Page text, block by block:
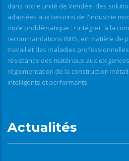
dans notre unité de Vendée, des
adaptées aux besoins de l'industrie
triple problématique : • Intégrer, à la
recommandations INRS, en matière de
travail et des maladies
résistance des matériaux aux exigences
réglementation de la construction
intelligents et performants.
Actualités